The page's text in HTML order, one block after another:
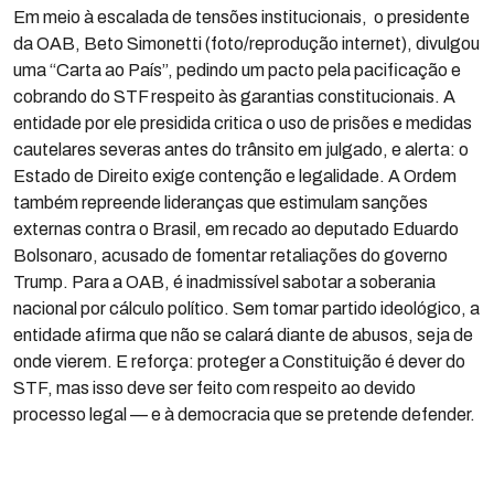
Em meio à escalada de tensões institucionais, o presidente
da OAB, Beto Simonetti (foto/reprodução internet), divulgou
uma “Carta ao País”, pedindo um pacto pela pacificação e
cobrando do STF respeito às garantias constitucionais. A
entidade por ele presidida critica o uso de prisões e medidas
cautelares severas antes do trânsito em julgado, e alerta: o
Estado de Direito exige contenção e legalidade. A Ordem
também repreende lideranças que estimulam sanções
externas contra o Brasil, em recado ao deputado Eduardo
Bolsonaro, acusado de fomentar retaliações do governo
Trump. Para a OAB, é inadmissível sabotar a soberania
nacional por cálculo político. Sem tomar partido ideológico, a
entidade afirma que não se calará diante de abusos, seja de
onde vierem. E reforça: proteger a Constituição é dever do
STF, mas isso deve ser feito com respeito ao devido
processo legal — e à democracia que se pretende defender.